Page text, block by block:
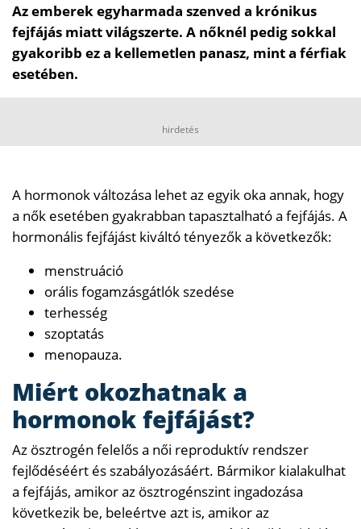
Az emberek egyharmada szenved a krónikus
fejfájás miatt világszerte. A nőknél pedig sokkal
gyakoribb ez a kellemetlen panasz, mint a férfiak
esetében.
hirdetés
A hormonok változása lehet az egyik oka annak, hogy
a nők esetében gyakrabban tapasztalható a fejfájás. A
hormonális fejfájást kiváltó tényezők a következők:
menstruáció
orális fogamzásgátlók szedése
terhesség
szoptatás
menopauza.
Miért okozhatnak a
hormonok fejfájást?
Az ösztrogén felelős a női reproduktív rendszer
fejlődéséért és szabályozásáért. Bármikor kialakulhat
a fejfájás, amikor az ösztrogénszint ingadozása
következik be, beleértve azt is, amikor az